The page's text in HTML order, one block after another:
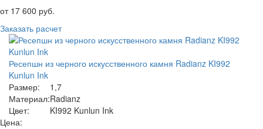
от 17 600 руб.
Заказать расчет
Ресепшн из черного искусственного камня Radianz KI992
Kunlun Ink
Размер:
1,7
Материал:Radianz
Цвет:
KI992 Kunlun Ink
Цена: